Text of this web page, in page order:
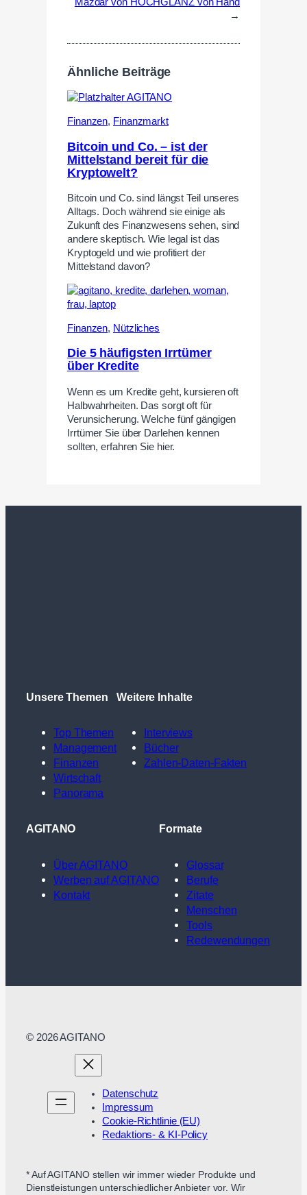
Mazdar von HOCHGLANZ von Hand
→
Ähnliche Beiträge
Finanzen, Finanzmarkt
Bitcoin und Co. – ist der
Mittelstand bereit für die
Kryptowelt?
Bitcoin und Co. sind längst Teil unseres
Alltags. Doch während sie einige als
Zukunft des Finanzwesens sehen, sind
andere skeptisch. Wie legal ist das
Kryptogeld und wie profitiert der
Mittelstand davon?
Finanzen, Nützliches
Die 5 häufigsten Irrtümer
über Kredite
Wenn es um Kredite geht, kursieren oft
Halbwahrheiten. Das sorgt oft für
Verunsicherung. Welche fünf gängigen
Irrtümer Sie über Darlehen kennen
sollten, erfahren Sie hier.
Unsere Themen
Top Themen
Management
Finanzen
Wirtschaft
Panorama
Weitere Inhalte
Interviews
Bücher
Zahlen-Daten-Fakten
AGITANO
Über AGITANO
Werben auf AGITANO
Kontakt
Formate
Glossar
Berufe
Zitate
Menschen
Tools
Redewendungen
© 2026 AGITANO
Datenschutz
Impressum
Cookie-Richtlinie (EU)
Redaktions- & KI-Policy
* Auf AGITANO stellen wir immer wieder Produkte und
Dienstleistungen unterschiedlicher Anbieter vor. Wir